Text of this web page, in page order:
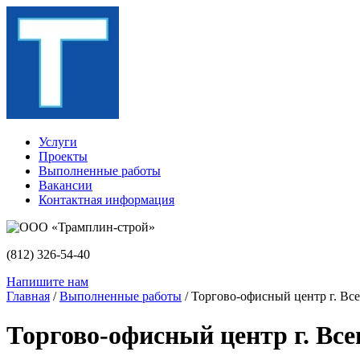
Услуги
Проекты
Выполненные работы
Вакансии
Контактная информация
(812) 326-54-40
Напишите нам
Главная /Выполненные работы / Торгово-офисный центр г.
Торгово-офисный центр г.